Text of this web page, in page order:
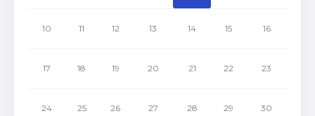
10 11 12 13 14 15 16
17 18 19 20 21 22 23
24 25 26 27 28 29 30